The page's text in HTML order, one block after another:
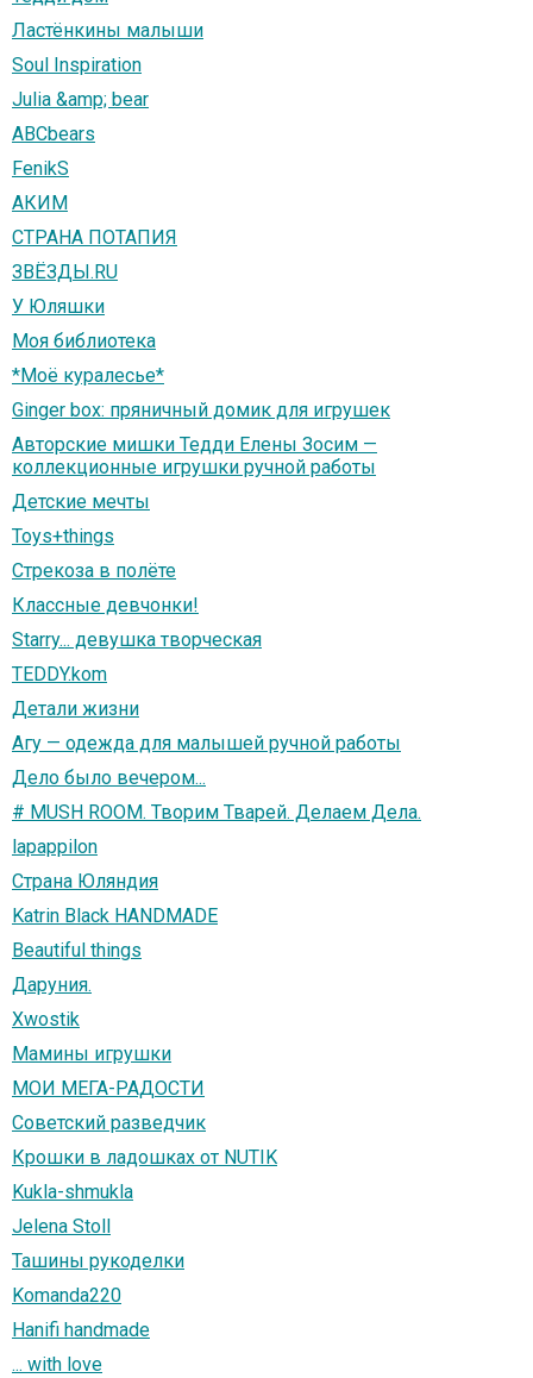
Ластёнкины малыши
Soul Inspiration
Julia &amp; bear
ABCbears
FenikS
АКИМ
СТРАНА ПОТАПИЯ
ЗВЁЗДЫ.RU
У Юляшки
Моя библиотека
*Моё куралесье*
Ginger box: пряничный домик для игрушек
Авторские мишки Тедди Елены Зосим —
коллекционные игрушки ручной работы
Детские мечты
Toys+things
Стрекоза в полёте
Классные девчонки!
Starry... девушка творческая
TEDDY.kom
Детали жизни
Агу — одежда для малышей ручной работы
Дело было вечером...
# MUSH ROOM. Творим Тварей. Делаем Дела.
lapappilon
Страна Юляндия
Katrin Black HANDMADE
Beautiful things
Даруния.
Xwostik
Мамины игрушки
МОИ МЕГА-РАДОСТИ
Советский разведчик
Крошки в ладошках от NUTIK
Kukla-shmukla
Jelena Stoll
Ташины рукоделки
Komanda220
Hanifi handmade
... with love